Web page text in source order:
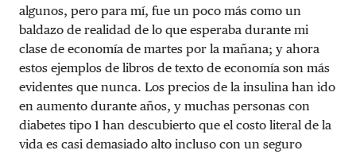
algunos, pero para mí, fue un poco más como un
baldazo de realidad de lo que esperaba durante mi
clase de economía de martes por la mañana; y ahora
estos ejemplos de libros de texto de economía son más
evidentes que nunca. Los precios de la insulina han ido
en aumento durante años, y muchas personas con
diabetes tipo 1 han descubierto que el costo literal de la
vida es casi demasiado alto incluso con un seguro